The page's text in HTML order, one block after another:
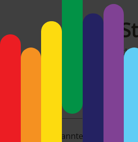
It's all about the
André Baratta
Ein guter Bekannter und